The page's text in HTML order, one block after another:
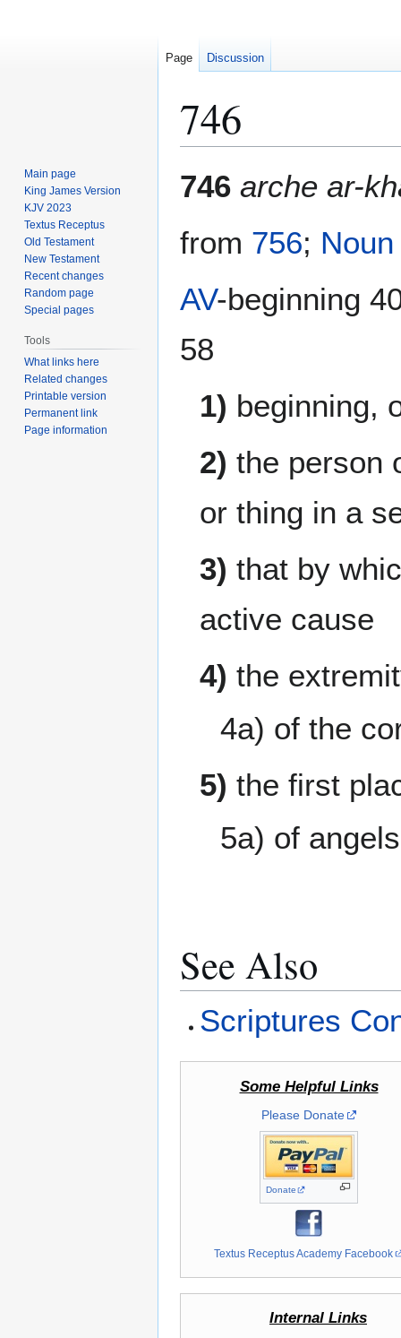
746
to
to
746 arche ar-
from 756; Noun
AV-beginning
58
1) beginning,
2) the person
or thing in a
3) that by
active cause
4) the
4a) of the
5) the first
5a) of
See Also
Scriptures
Some Helpful Links
Please Donate
Donate
Textus Receptus Academy Facebook
Internal Links
Page Discussion
Main page
King James Version
KJV 2023
Textus Receptus
Old Testament
New Testament
Recent changes
Random page
Special pages
Tools
What links here
Related changes
Printable version
Permanent link
Page information